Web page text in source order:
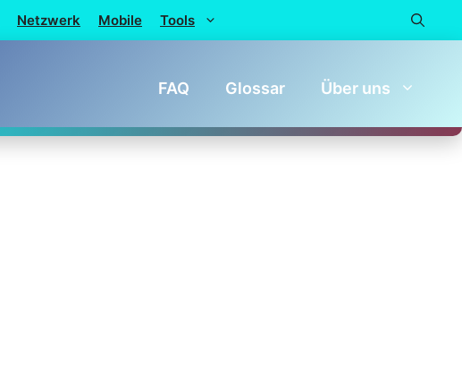
Netzwerk Mobile Tools
FAQ Glossar Über uns